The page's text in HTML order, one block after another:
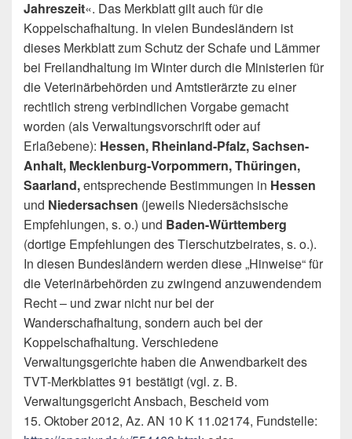
Jahreszeit«. Das Merkblatt gilt auch für die
Koppelschafhaltung. In vielen Bundesländern ist
dieses Merkblatt zum Schutz der Schafe und Lämmer
bei Freilandhaltung im Winter durch die Ministerien für
die Veterinärbehörden und Amtstierärzte zu einer
rechtlich streng verbindlichen Vorgabe gemacht
worden (als Verwaltungsvorschrift oder auf
Erlaßebene): Hessen, Rheinland-Pfalz, Sachsen-
Anhalt, Mecklenburg-Vorpommern, Thüringen,
Saarland,entsprechende Bestimmungen in Hessen
und Niedersachsen (jeweils Niedersächsische
Empfehlungen, s. o.) und Baden-Württemberg
(dortige Empfehlungen des Tierschutzbeirates, s. o.).
In diesen Bundesländern werden diese „Hinweise“ für
die Veterinärbehörden zu zwingend anzuwendendem
Recht – und zwar nicht nur bei der
Wanderschafhaltung, sondern auch bei der
Koppelschafhaltung. Verschiedene
Verwaltungsgerichte haben die Anwendbarkeit des
TVT-Merkblattes 91 bestätigt (vgl. z. B.
Verwaltungsgericht Ansbach, Bescheid vom
15. Oktober 2012, Az. AN 10 K 11.02174, Fundstelle: